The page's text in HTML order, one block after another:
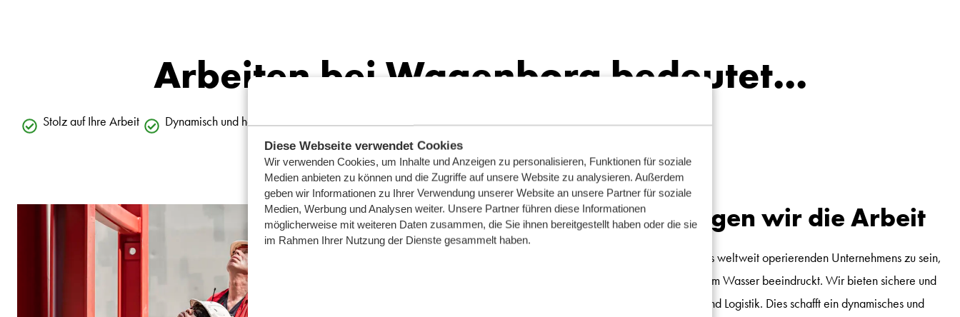
Diese Webseite verwendet Cookies
Wir verwenden Cookies, um Inhalte und Anzeigen zu personalisieren, Funktionen für soziale
Medien anbieten zu können und die Zugriffe auf unsere Website zu analysieren. Außerdem
geben wir Informationen zu Ihrer Verwendung unserer Website an unsere Partner für soziale
Medien, Werbung und Analysen weiter. Unsere Partner führen diese Informationen
möglicherweise mit weiteren Daten zusammen, die Sie ihnen bereitgestellt haben oder die sie
im Rahmen Ihrer Nutzung der Dienste gesammelt haben.
Arbeiten bei Wagenborg bedeutet...
Stolz auf Ihre Arbeit Dynamisch und herausfordernd Raum für Wachstum Weltweit aktiv
Gemeinsam erledigen wir die Arbeit
Arbeiten bei Wagenborg bedeutet, Teil eines weltweit operierenden Unternehmens zu sein,
dessen Flotte sowohl an Land als auch auf dem Wasser beeindruckt. Wir bieten sichere und
nachhaltige Lösungen im Bereich Transport und Logistik. Dies schafft ein dynamisches und